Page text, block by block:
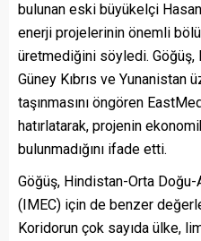
bulunan eski büyükelçi
enerji projelerinin önemli
üretmediğini söyledi. Göğüş,
Güney Kıbrıs ve Yunanistan
taşınmasını öngören
hatırlatarak, projenin
bulunmadığını ifade etti.
Göğüş, Hindistan-Orta
(IMEC) için de benzer
Koridorun çok sayıda ülke,